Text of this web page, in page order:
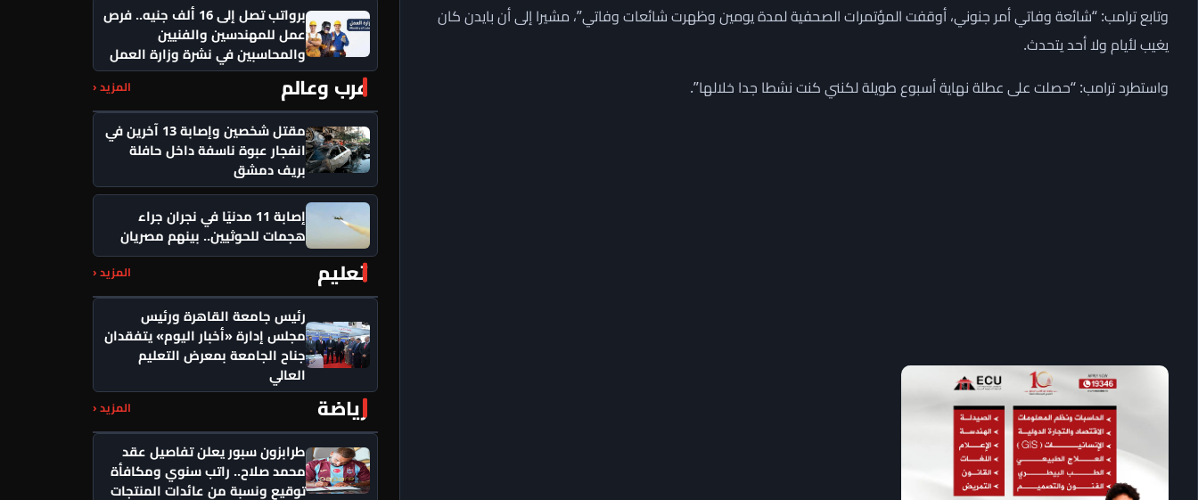
وتابع ترامب: “شائعة وفاتي أمر جنوني، أوقفت المؤتمرات الصحفية لمدة يومين وظهرت شائعات وفاتي”، مشيرا إلى أن بايدن كان
يغيب لأيام ولا أحد يتحدث.
واستطرد ترامب: “حصلت على عطلة نهاية أسبوع طويلة لكنني كنت نشطا جدا خلالها”.
برواتب تصل إلى 16 ألف جنيه.. فرص
عمل للمهندسين والفنيين
والمحاسبين في نشرة وزارة العمل
عرب وعالم المزيد ‹
مقتل شخصين وإصابة 13 آخرين في
انفجار عبوة ناسفة داخل حافلة
بريف دمشق
إصابة 11 مدنيًا في نجران جراء
هجمات للحوثيين.. بينهم مصريان
تعليم المزيد ‹
رئيس جامعة القاهرة ورئيس
مجلس إدارة «أخبار اليوم» يتفقدان
جناح الجامعة بمعرض التعليم
العالي
رياضة المزيد ‹
طرابزون سبور يعلن تفاصيل عقد
محمد صلاح.. راتب سنوي ومكافأة
توقيع ونسبة من عائدات المنتجات